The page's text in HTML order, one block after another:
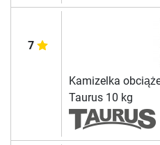
7
Kamizelka
Taurus 10 kg